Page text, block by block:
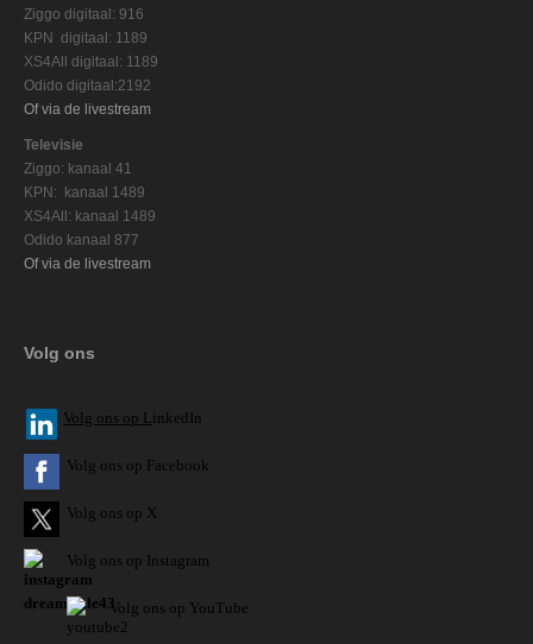
Ziggo digitaal: 916
KPN digitaal: 1189
XS4All digitaal: 1189
Odido digitaal:2192
Of via de livestream
Televisie
Ziggo: kanaal 41
KPN: kanaal 1489
XS4All: kanaal 1489
Odido kanaal 877
Of via de livestream
Volg ons
Volg ons op L inkedIn
Volg ons op Facebook
Volg ons op X
Volg ons op Instagram
Volg ons op YouTube